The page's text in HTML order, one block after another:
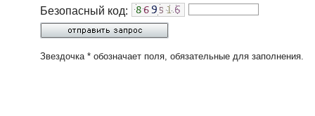
Безопасный код:
Звездочка * обозначает поля, обязательные для заполнения.